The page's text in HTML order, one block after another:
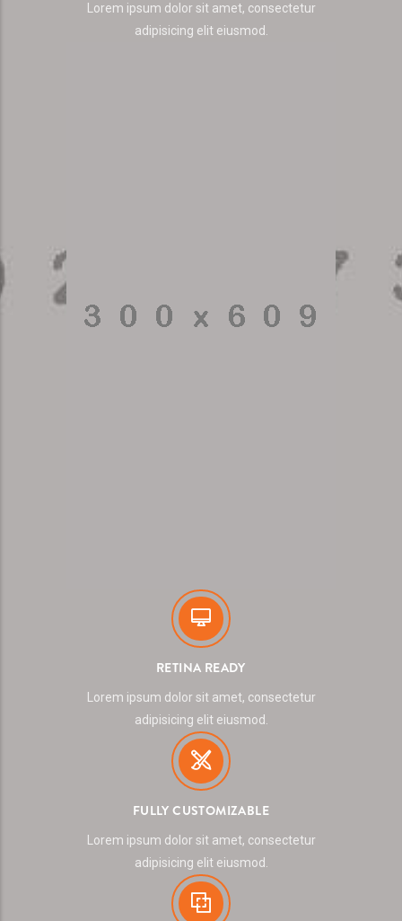
Lorem ipsum dolor sit amet, consectetur
adipisicing elit eiusmod.
RETINA READY
Lorem ipsum dolor sit amet, consectetur
adipisicing elit eiusmod.
FULLY CUSTOMIZABLE
Lorem ipsum dolor sit amet, consectetur
adipisicing elit eiusmod.